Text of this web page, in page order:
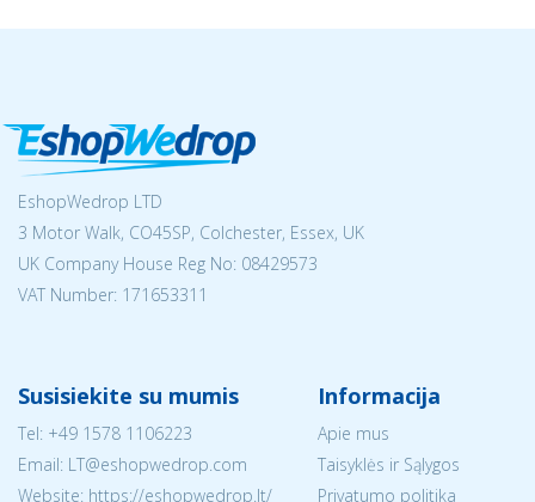
EshopWedrop LTD
3 Motor Walk, CO45SP, Colchester, Essex, UK
UK Company House Reg No: 08429573
VAT Number: 171653311
Susisiekite su mumis
Tel: +49 1578 1106223
Email: LT@eshopwedrop.com
Website: https://eshopwedrop.lt/
Informacija
Apie mus
Taisyklės ir Sąlygos
Privatumo politika